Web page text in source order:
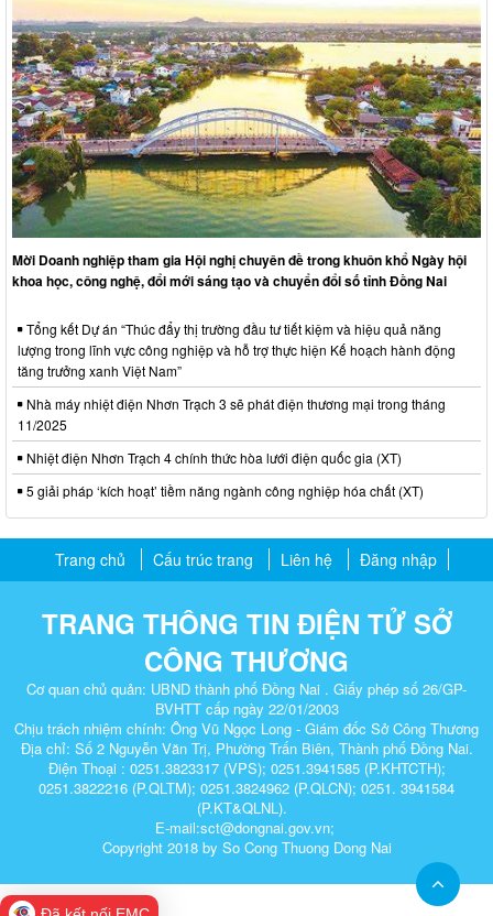
Mời Doanh nghiệp tham gia Hội nghị chuyên đề trong khuôn khổ Ngày hội
khoa học, công nghệ, đổi mới sáng tạo và chuyển đổi số tỉnh Đồng Nai
Tổng kết Dự án “Thúc đẩy thị trường đầu tư tiết kiệm và hiệu quả năng
lượng trong lĩnh vực công nghiệp và hỗ trợ thực hiện Kế hoạch hành động
tăng trưởng xanh Việt Nam”
Nhà máy nhiệt điện Nhơn Trạch 3 sẽ phát điện thương mại trong tháng
11/2025
Nhiệt điện Nhơn Trạch 4 chính thức hòa lưới điện quốc gia (XT)
5 giải pháp ‘kích hoạt’ tiềm năng ngành công nghiệp hóa chất (XT)
Trang chủ Cấu trúc trang Liên hệ Đăng nhập
TRANG THÔNG TIN ĐIỆN TỬ SỞ
CÔNG THƯƠNG
Cơ quan chủ quản: UBND thành phố Đồng Nai . Giấy phép số 26/GP-
BVHTT cấp ngày 22/01/2003
Chịu trách nhiệm chính: Ông Vũ Ngọc Long - Giám đốc Sở Công Thương
Địa chỉ: Số 2 Nguyễn Văn Trị, Phường Trấn Biên, Thành phố Đồng Nai.
Điện Thoại : 0251.3823317 (VPS); 0251.3941585 (P.KHTCTH);
0251.3822216 (P.QLTM); 0251.3824962 (P.QLCN); 0251. 3941584
(P.KT&QLNL).
E-mail:sct@dongnai.gov.vn;
Copyright 2018 by So Cong Thuong Dong Nai​